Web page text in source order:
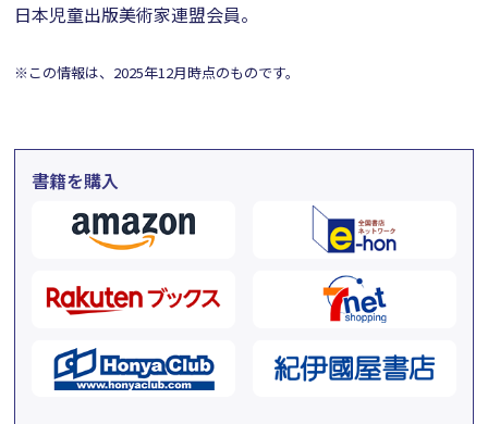
日本児童出版美術家連盟会員。
※この情報は、2025年12月時点のものです。
書籍を購入